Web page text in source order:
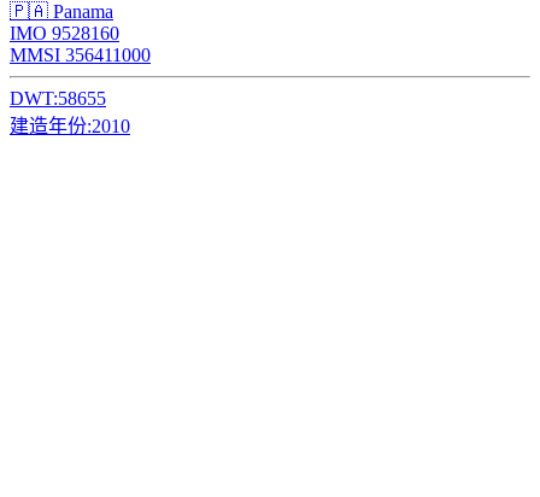
🇵🇦 Panama
IMO 9528160
MMSI 356411000
DWT:58655
建造年份:2010